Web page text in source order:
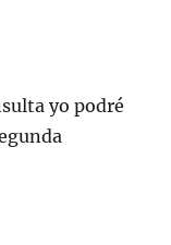
yo podré